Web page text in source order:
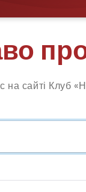
на сайті Клуб